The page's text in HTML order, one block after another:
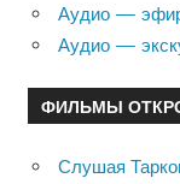
Аудио —
Аудио —
ФИЛЬМЫ
Слушая